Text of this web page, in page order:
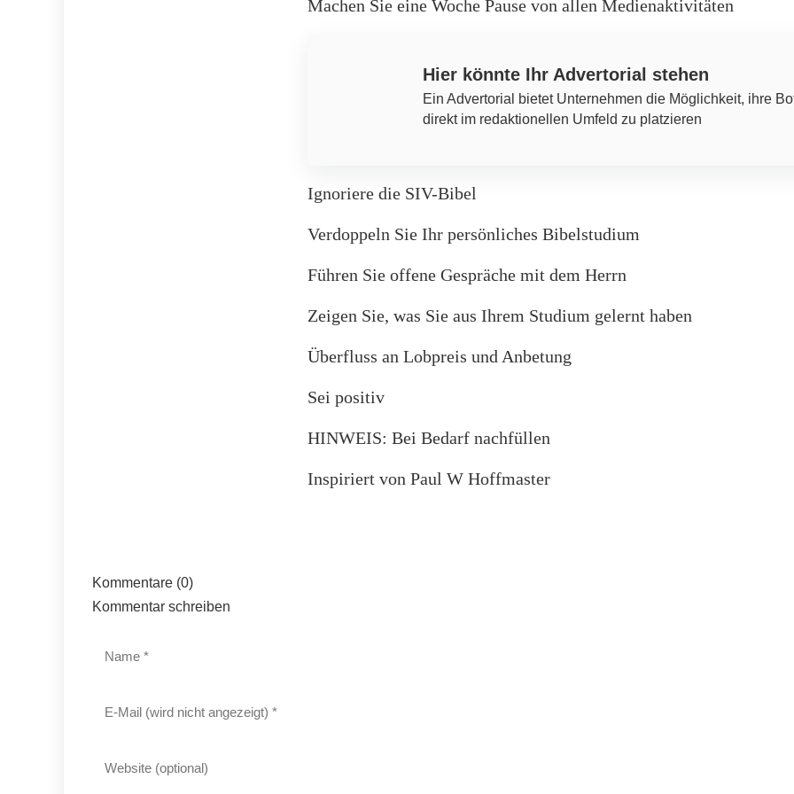
Machen Sie eine Woche Pause von allen Medienaktivitäten
Hier könnte Ihr Advertorial stehen
Ein Advertorial bietet Unternehmen die Möglichkeit, ihre
direkt im redaktionellen Umfeld zu platzieren
Ignoriere die SIV-Bibel
Verdoppeln Sie Ihr persönliches Bibelstudium
Führen Sie offene Gespräche mit dem Herrn
Zeigen Sie, was Sie aus Ihrem Studium gelernt haben
Überfluss an Lobpreis und Anbetung
Sei positiv
HINWEIS: Bei Bedarf nachfüllen
Inspiriert von Paul W Hoffmaster
Kommentare (0)
Kommentar schreiben